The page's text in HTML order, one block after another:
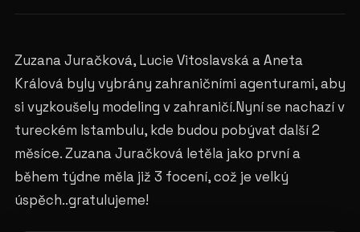
Zuzana Juračková, Lucie Vitoslavská a Aneta
Králová byly vybrány zahraničními agenturami, aby
si vyzkoušely modeling v zahraničí.Nyní se nachazí v
tureckém Istambulu, kde budou pobývat další 2
měsíce. Zuzana Juračková letěla jako první a
během týdne měla již 3 focení, což je velký
úspěch..gratulujeme!